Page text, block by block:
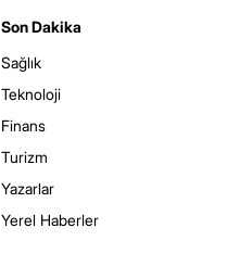
Son Dakika
Sağlık
Teknoloji
Finans
Turizm
Yazarlar
Yerel Haberler